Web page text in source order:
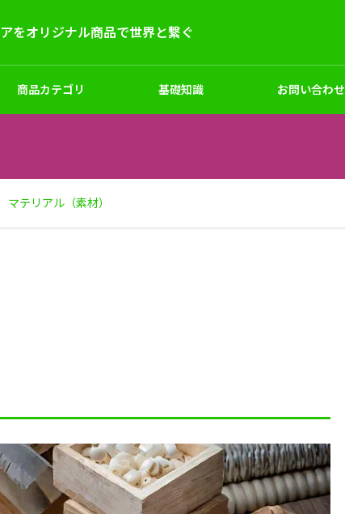
をオリジナル商品で世界と繋ぐ
商品カテゴリ 基礎知識 お問い合わせ
サンプル試作
輸出入の知識
マテリアル（素材）